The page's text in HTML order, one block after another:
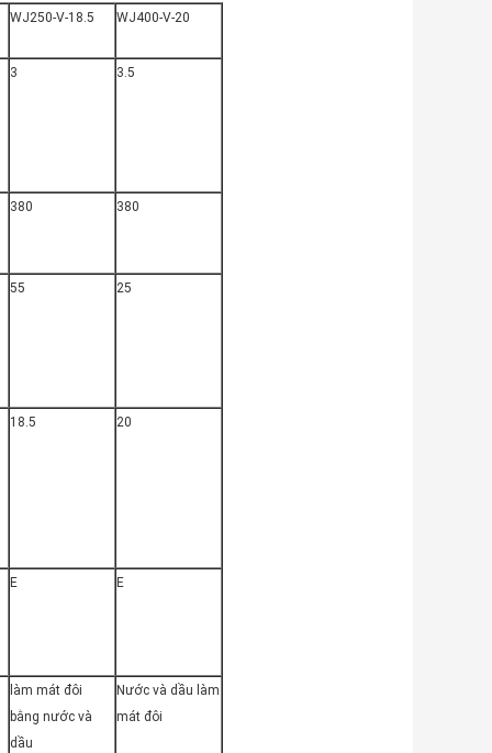
WJ250-V-18.5 WJ400-V-20
3 3.5
380 380
55 25
18.5 20
E E
làm mát đôi
bằng nước và
dầu
Nước và dầu làm
mát đôi